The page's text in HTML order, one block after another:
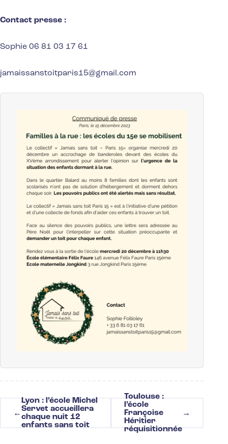
Contact presse :
Sophie 06 81 03 17 61
jamaissanstoitparis15@gmail.com
Navigation
l’article
←
Lyon : l’école Michel
Servet accueillera
chaque nuit 12
enfants sans toit
Toulouse :
l’école
Françoise
Héritier
réquisitionnée
→